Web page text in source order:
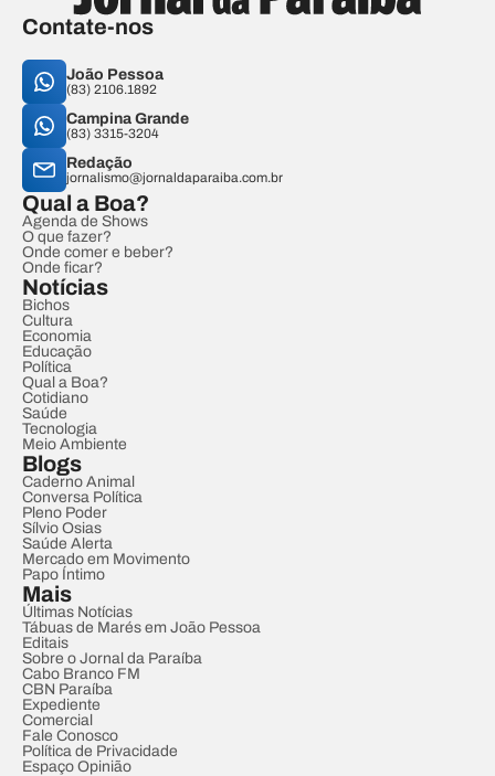
Contate-nos
João Pessoa
(83) 2106.1892
Campina Grande
(83) 3315-3204
Redação
jornalismo@jornaldaparaiba.com.br
Qual a Boa?
Agenda de Shows
O que fazer?
Onde comer e beber?
Onde ficar?
Notícias
Bichos
Cultura
Economia
Educação
Política
Qual a Boa?
Cotidiano
Saúde
Tecnologia
Meio Ambiente
Blogs
Caderno Animal
Conversa Política
Pleno Poder
Sílvio Osias
Saúde Alerta
Mercado em Movimento
Papo Íntimo
Mais
Últimas Notícias
Tábuas de Marés em João Pessoa
Editais
Sobre o Jornal da Paraíba
Cabo Branco FM
CBN Paraíba
Expediente
Comercial
Fale Conosco
Política de Privacidade
Espaço Opinião